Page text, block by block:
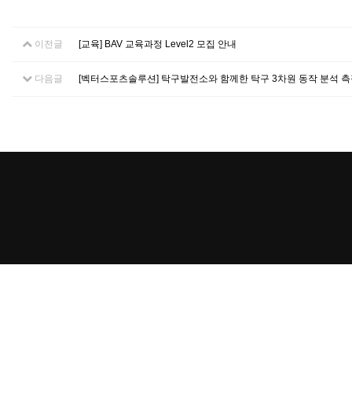
이전글 [교육] BAV 교육과정 Level2 모집 안내
다음글 [벡터스포츠솔루션] 탁구발전소와 함께한 탁구 3차원 동작 분석 측